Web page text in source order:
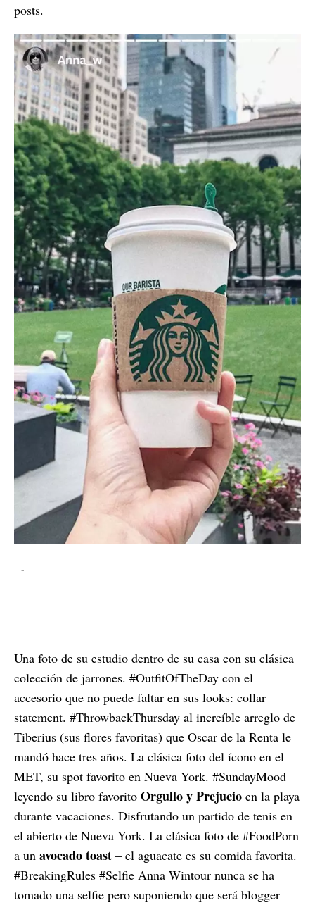
posts.
-
Una foto de su estudio dentro de su casa con su clásica
colección de jarrones. #OutfitOfTheDay con el
accesorio que no puede faltar en sus looks: collar
statement. #ThrowbackThursday al increíble arreglo de
Tiberius (sus flores favoritas) que Oscar de la Renta le
mandó hace tres años. La clásica foto del ícono en el
MET, su spot favorito en Nueva York. #SundayMood
leyendo su libro favorito Orgullo y Prejucio en la playa
durante vacaciones. Disfrutando un partido de tenis en
el abierto de Nueva York. La clásica foto de #FoodPorn
a un avocado toast – el aguacate es su comida favorita.
#BreakingRules #Selfie Anna Wintour nunca se ha
tomado una selfie pero suponiendo que será blogger